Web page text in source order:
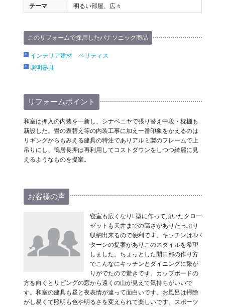
テーマ
明るい部屋、広々
このリフォームで採用したパナソニック商品
インテリア建材 ベリティス
照明器具
リフォームポイント
和室は押入の内装を一新し、シナベニヤで張り替え中段・枕棚も
新設した。畳の表替え等の内装工事に加え一番印象をかえるのは
リギングからもみえる建具の特注でありアルミ製のフレームで上
吊りにし、鴨居長押は再利用してコストダウンをしつつ綺麗に見
えるようなものを提案。
お客様の声
寝室も広くなりL型に作って頂いたクロー
ゼットも天井までの高さがありたっぷり
収納出来るので便利です。キッチンは3パ
ターンの提案がありこのスタイルを希望
しました。ちょっとした開口部の作り方
でこんなにキッチンとダイニングに繋が
りがでたので驚きです。カップボードの
方を向くとリビングの窓から遠くの山が見えて気持ちがいいで
す。和室の建具も昼と夜表情が違って面白いです。お風呂は掃除
がし易くて照明も色や明るさを変えられて楽しいです。スポーツ